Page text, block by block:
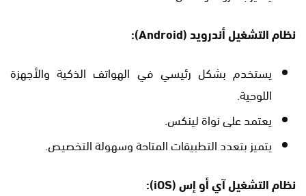
نظام التشغيل أندرويد(Android):
يستخدم بشكل رئيسي في الهواتف الذكية والأجهزة
اللوحية.
يعتمد على نواة لينكس.
يتميز بتعدد التطبيقات المتاحة وسهولة التخصيص.
نظام التشغيل آي أو إس(iOS):